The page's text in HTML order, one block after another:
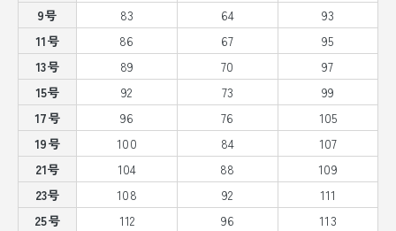
9号
83 64
93
11号
86 67
95
13号
89 70
97
15号
92 73
99
17号
96 76
105
19号
100 84
107
21号
104 88
109
23号
108 92
111
25号
112 96 113